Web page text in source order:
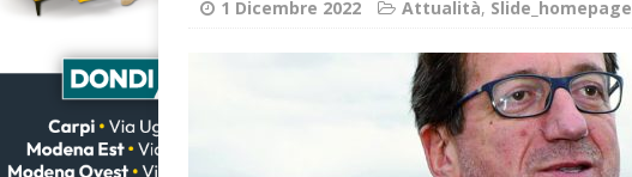
1 Dicembre 2022 Attualità, Slide_homepage